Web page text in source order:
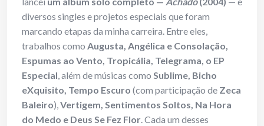
diversos singles e projetos especiais que foram
marcando etapas da minha carreira. Entre eles,
trabalhos como Augusta, Angélica e Consolação,
Espumas ao Vento, Tropicália, Telegrama, o EP
Especial, além de músicas como Sublime, Bicho
eXquisito, Tempo Escuro (com participação de Zeca
Baleiro),Vertigem, Sentimentos Soltos, Na Hora
do Medo e Deus Se Fez Flor. Cada um desses